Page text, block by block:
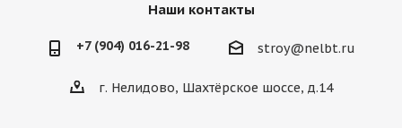
Наши контакты
+7 (904) 016-21-98 stroy@nelbt.ru
г. Нелидово, Шахтёрское шоссе, д.14